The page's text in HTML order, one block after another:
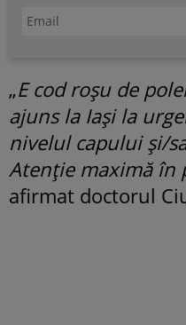
„E cod roșu de
ajuns la Iași la
nivelul capului și/
Atenție maximă în
afirmat doctorul